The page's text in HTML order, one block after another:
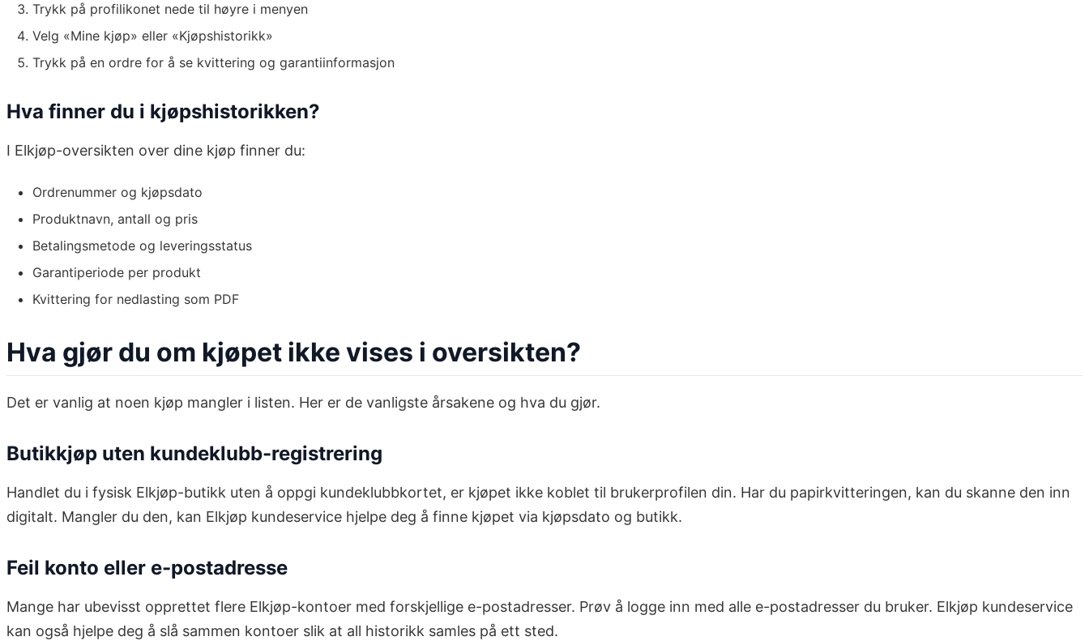
Trykk på profilikonet nede til høyre i menyen
Velg «Mine kjøp» eller «Kjøpshistorikk»
Trykk på en ordre for å se kvittering og garantiinformasjon
Hva finner du i kjøpshistorikken?
I Elkjøp-oversikten over dine kjøp finner du:
Ordrenummer og kjøpsdato
Produktnavn, antall og pris
Betalingsmetode og leveringsstatus
Garantiperiode per produkt
Kvittering for nedlasting som PDF
Hva gjør du om kjøpet ikke vises i oversikten?
Det er vanlig at noen kjøp mangler i listen. Her er de vanligste årsakene og hva du gjør.
Butikkjøp uten kundeklubb-registrering
Handlet du i fysisk Elkjøp-butikk uten å oppgi kundeklubbkortet, er kjøpet ikke koblet til brukerprofilen din. Har du papirkvitteringen, kan du skanne den inn
digitalt. Mangler du den, kan Elkjøp kundeservice hjelpe deg å finne kjøpet via kjøpsdato og butikk.
Feil konto eller e-postadresse
Mange har ubevisst opprettet flere Elkjøp-kontoer med forskjellige e-postadresser. Prøv å logge inn med alle e-postadresser du bruker. Elkjøp kundeservice
kan også hjelpe deg å slå sammen kontoer slik at all historikk samles på ett sted.